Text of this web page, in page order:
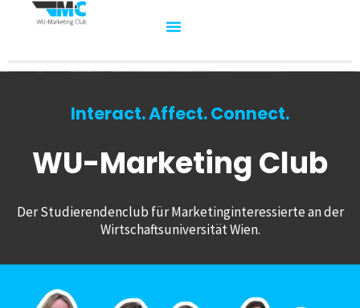
Interact. Affect. Connect.
WU-Marketing Club
Der Studierendenclub für Marketinginteressierte an der
Wirtschaftsuniversität Wien.